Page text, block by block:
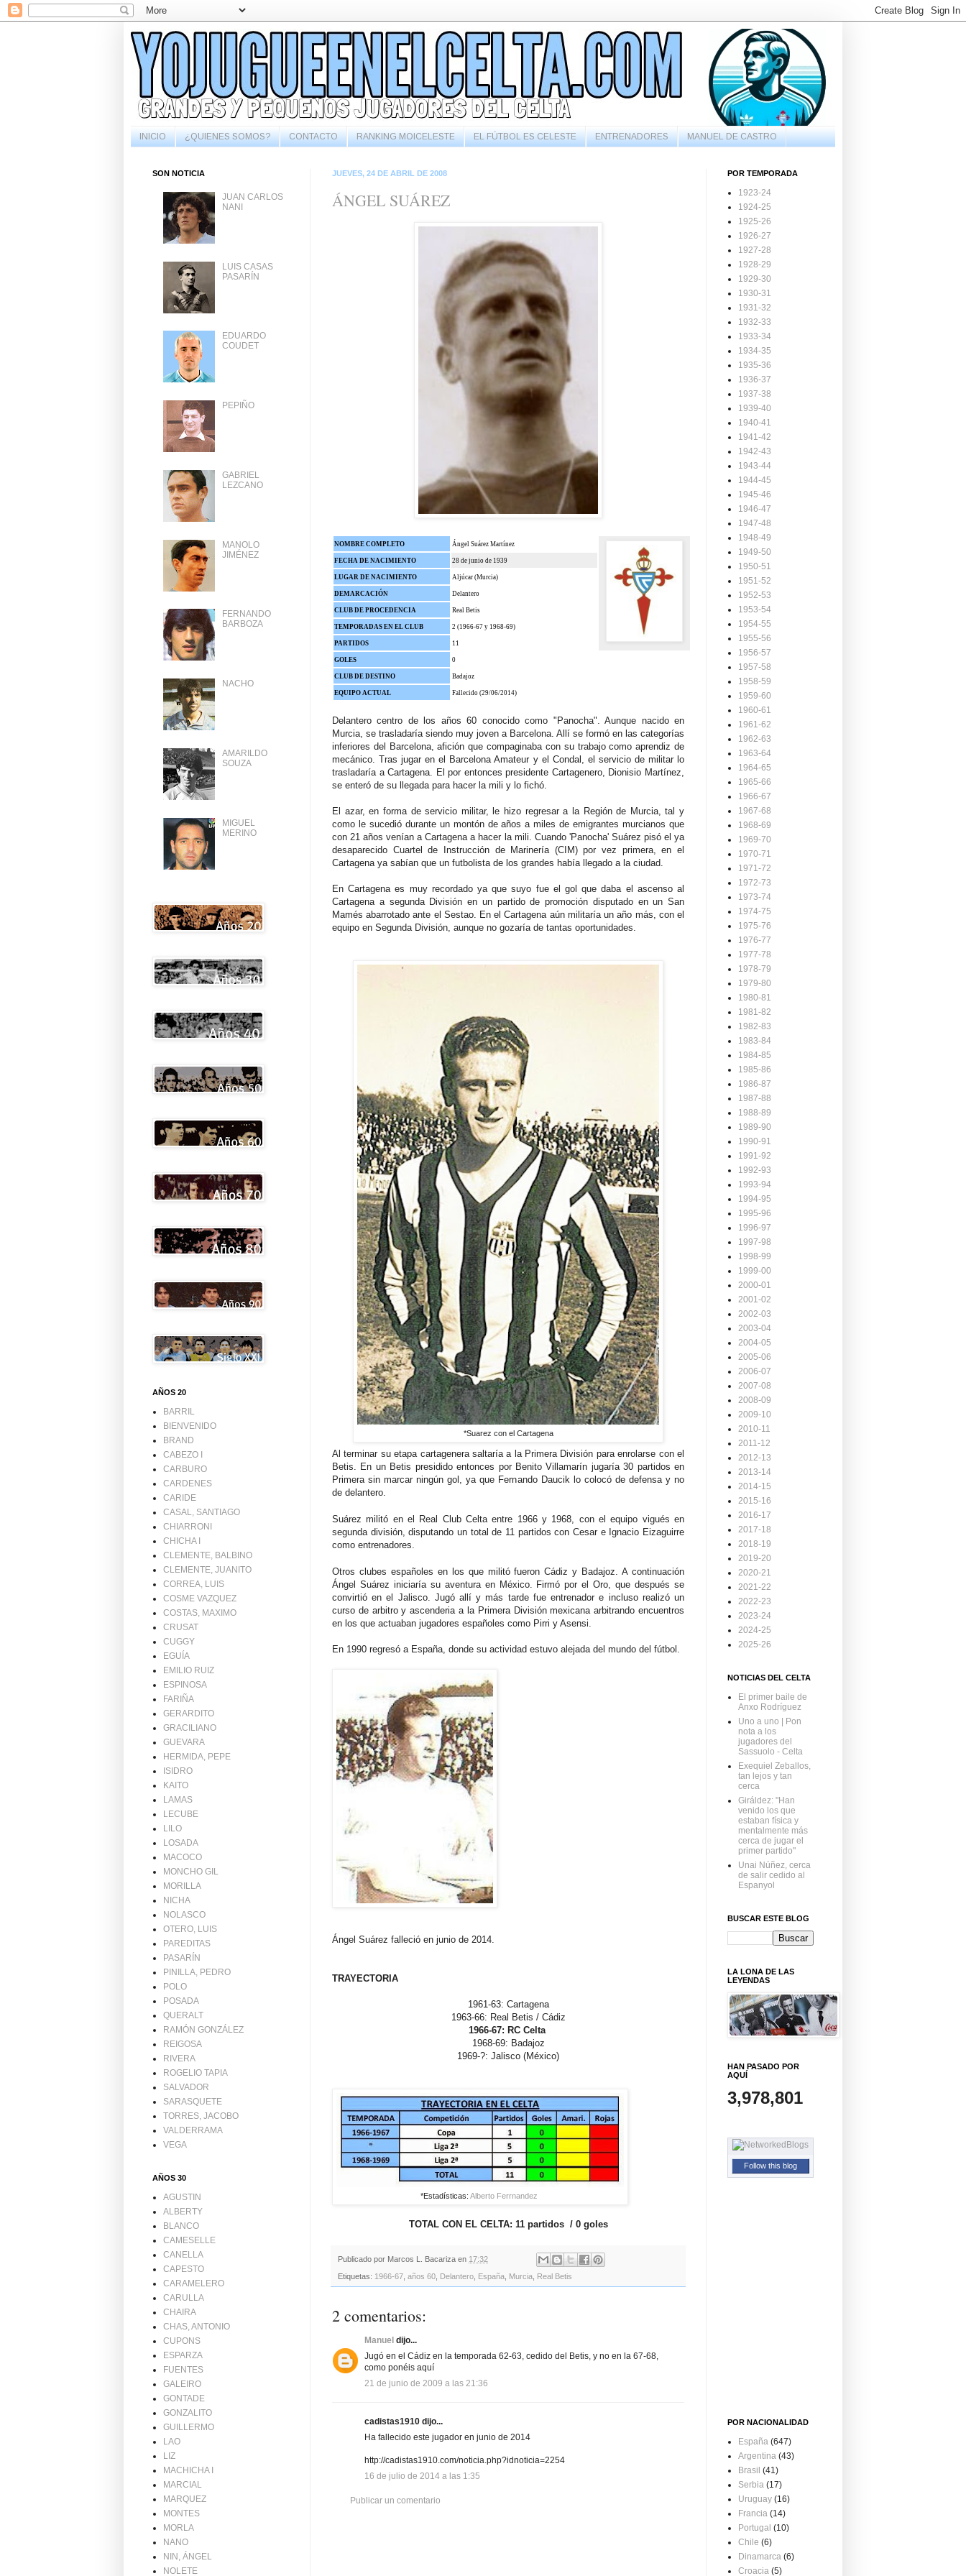
INICIO ¿QUIENES SOMOS? CONTACTO RANKING MOICELESTE EL FÚTBOL ES CELESTE ENTRENADORES MANUEL DE CASTRO
JUEVES, 24 DE ABRIL DE 2008
ÁNGEL SUÁREZ
NOMBRE COMPLETO Ángel Suárez Martínez
FECHA DE NACIMIENTO 28 de junio de 1939
LUGAR DE NACIMIENTO Aljúcar (Murcia)
DEMARCACIÓN Delantero
CLUB DE PROCEDENCIA Real Betis
TEMPORADAS EN EL CLUB 2 (1966-67 y 1968-69)
PARTIDOS 11
GOLES 0
CLUB DE DESTINO Badajoz
EQUIPO ACTUAL Fallecido (29/06/2014)
Delantero centro de los años 60 conocido como "Panocha". Aunque nacido en
Murcia, se trasladaría siendo muy joven a Barcelona. Allí se formó en las categorías
inferiores del Barcelona, afición que compaginaba con su trabajo como aprendiz de
mecánico. Tras jugar en el Barcelona Amateur y el Condal, el servicio de militar lo
trasladaría a Cartagena. El por entonces presidente Cartagenero, Dionisio Martínez,
se enteró de su llegada para hacer la mili y lo fichó.
El azar, en forma de servicio militar, le hizo regresar a la Región de Murcia, tal y
como le sucedió durante un montón de años a miles de emigrantes murcianos que
con 21 años venían a Cartagena a hacer la mili. Cuando 'Panocha' Suárez pisó el ya
desaparecido Cuartel de Instrucción de Marinería (CIM) por vez primera, en el
Cartagena ya sabían que un futbolista de los grandes había llegado a la ciudad.
En Cartagena es muy recordado ya que suyo fue el gol que daba el ascenso al
Cartagena a segunda División en un partido de promoción disputado en un San
Mamés abarrotado ante el Sestao. En el Cartagena aún militaría un año más, con el
equipo en Segunda División, aunque no gozaría de tantas oportunidades.
*Suarez con el Cartagena
Al terminar su etapa cartagenera saltaría a la Primera División para enrolarse con el
Betis. En un Betis presidido entonces por Benito Villamarín jugaría 30 partidos en
Primera sin marcar ningún gol, ya que Fernando Daucik lo colocó de defensa y no
de delantero.
Suárez militó en el Real Club Celta entre 1966 y 1968, con el equipo vigués en
segunda división, disputando un total de 11 partidos con Cesar e Ignacio Eizaguirre
como entrenadores.
Otros clubes españoles en los que militó fueron Cádiz y Badajoz. A continuación
Ángel Suárez iniciaría su aventura en México. Firmó por el Oro, que después se
convirtió en el Jalisco. Jugó allí y más tarde fue entrenador e incluso realizó un
curso de arbitro y ascenderia a la Primera División mexicana arbitrando encuentros
en los que actuaban jugadores españoles como Pirri y Asensi.
En 1990 regresó a España, donde su actividad estuvo alejada del mundo del fútbol.
Ángel Suárez falleció en junio de 2014.
TRAYECTORIA
1961-63: Cartagena
1963-66: Real Betis / Cádiz
1966-67: RC Celta
1968-69: Badajoz
1969-?: Jalisco (México)
*Estadísticas: Alberto Ferrnandez
TOTAL CON EL CELTA: 11 partidos / 0 goles
Publicado por Marcos L. Bacariza en 17:32
Etiquetas: 1966-67 años 60 Delantero España Murcia Real Betis
2 comentarios:
Manuel dijo...
Jugó en el Cádiz en la temporada 62-63, cedido del Betis, y no en la 67-68,
como ponéis aquí
21 de junio de 2009 a las 21:36
cadistas1910 dijo...
Ha fallecido este jugador en junio de 2014
http://cadistas1910.com/noticia.php?idnoticia=2254
16 de julio de 2014 a las 1:35
Publicar un comentario
SON NOTICIA
JUAN CARLOS
NANI
LUIS CASAS
PASARÍN
EDUARDO
COUDET
PEPIÑO
GABRIEL
LEZCANO
MANOLO
JIMÉNEZ
FERNANDO
BARBOZA
NACHO
AMARILDO
SOUZA
MIGUEL
MERINO
AÑOS 20
BARRIL
BIENVENIDO
BRAND
CABEZO I
CARBURO
CARDENES
CARIDE
CASAL, SANTIAGO
CHIARRONI
CHICHA I
CLEMENTE, BALBINO
CLEMENTE, JUANITO
CORREA, LUIS
COSME VAZQUEZ
COSTAS, MAXIMO
CRUSAT
CUGGY
EGUÍA
EMILIO RUIZ
ESPINOSA
FARIÑA
GERARDITO
GRACILIANO
GUEVARA
HERMIDA, PEPE
ISIDRO
KAITO
LAMAS
LECUBE
LILO
LOSADA
MACOCO
MONCHO GIL
MORILLA
NICHA
NOLASCO
OTERO, LUIS
PAREDITAS
PASARÍN
PINILLA, PEDRO
POLO
POSADA
QUERALT
RAMÓN GONZÁLEZ
REIGOSA
RIVERA
ROGELIO TAPIA
SALVADOR
SARASQUETE
TORRES, JACOBO
VALDERRAMA
VEGA
AÑOS 30
AGUSTIN
ALBERTY
BLANCO
CAMESELLE
CANELLA
CAPESTO
CARAMELERO
CARULLA
CHAIRA
CHAS, ANTONIO
CUPONS
ESPARZA
FUENTES
GALEIRO
GONTADE
GONZALITO
GUILLERMO
LAO
LIZ
MACHICHA I
MARCIAL
MARQUEZ
MONTES
MORLA
NANO
NIN, ÁNGEL
NOLETE
POR TEMPORADA
1923-24
1924-25
1925-26
1926-27
1927-28
1928-29
1929-30
1930-31
1931-32
1932-33
1933-34
1934-35
1935-36
1936-37
1937-38
1939-40
1940-41
1941-42
1942-43
1943-44
1944-45
1945-46
1946-47
1947-48
1948-49
1949-50
1950-51
1951-52
1952-53
1953-54
1954-55
1955-56
1956-57
1957-58
1958-59
1959-60
1960-61
1961-62
1962-63
1963-64
1964-65
1965-66
1966-67
1967-68
1968-69
1969-70
1970-71
1971-72
1972-73
1973-74
1974-75
1975-76
1976-77
1977-78
1978-79
1979-80
1980-81
1981-82
1982-83
1983-84
1984-85
1985-86
1986-87
1987-88
1988-89
1989-90
1990-91
1991-92
1992-93
1993-94
1994-95
1995-96
1996-97
1997-98
1998-99
1999-00
2000-01
2001-02
2002-03
2003-04
2004-05
2005-06
2006-07
2007-08
2008-09
2009-10
2010-11
2011-12
2012-13
2013-14
2014-15
2015-16
2016-17
2017-18
2018-19
2019-20
2020-21
2021-22
2022-23
2023-24
2024-25
2025-26
NOTICIAS DEL CELTA
El primer baile de
Anxo Rodríguez
Uno a uno | Pon
nota a los
jugadores del
Sassuolo - Celta
Exequiel Zeballos,
tan lejos y tan
cerca
Giráldez: "Han
venido los que
estaban física y
mentalmente más
cerca de jugar el
primer partido"
Unai Núñez, cerca
de salir cedido al
Espanyol
BUSCAR ESTE BLOG
LA LONA DE LAS
LEYENDAS
HAN PASADO POR
AQUÍ
3,978,801
Follow this blog
POR NACIONALIDAD
España (647)
Argentina (43)
Brasil (41)
Serbia (17)
Uruguay (16)
Francia (14)
Portugal (10)
Chile (6)
Dinamarca (6)
Croacia (5)